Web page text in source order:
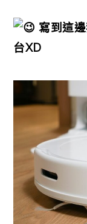
寫到這
台XD